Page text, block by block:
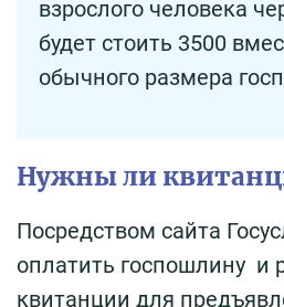
взрослого человека
будет стоить 3500
обычного размера
Нужны ли
Посредством сайта
оплатить госпошлину и
квитанции для